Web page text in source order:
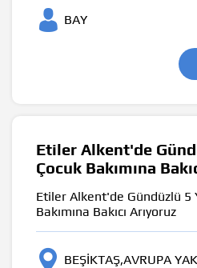
BAY
Etiler Alkent'de
Çocuk Bakımına
Etiler Alkent'de Gündüzlü 5
Bakımına Bakıcı Arıyoruz
BEŞİKTAŞ,AVRUPA